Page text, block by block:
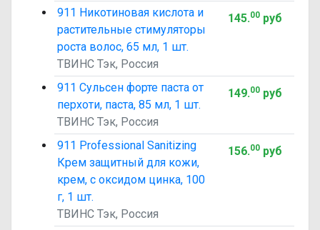
911 Никотиновая кислота и
растительные стимуляторы
роста волос, 65 мл, 1 шт.
ТВИНС Тэк, Россия
145.00руб
911 Сульсен форте паста от
перхоти, паста, 85 мл, 1 шт.
ТВИНС Тэк, Россия
149.00руб
911 Professional Sanitizing
Крем защитный для кожи,
крем, с оксидом цинка, 100
г, 1 шт.
ТВИНС Тэк, Россия
156.00руб